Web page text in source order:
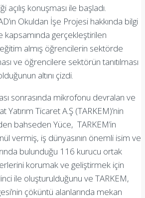
konuşması ile başladı.
Okuldan İşe Projesi hakkında bilgi
gerçekleştirilen
almış öğrencilerin sektörde
ve öğrencilere sektörün tanıtılması
altını çizdi.
sonrasında mikrofonu devralan ve
Yatırım Ticaret A.Ş (TARKEM)’nin
bahseden Yüce, TARKEM’in
vermiş, iş dünyasının önemli isim ve
bulunduğu 116 kurucu ortak
korumak ve geliştirmek için
ile oluşturulduğunu ve TARKEM,
çöküntü alanlarında mekan